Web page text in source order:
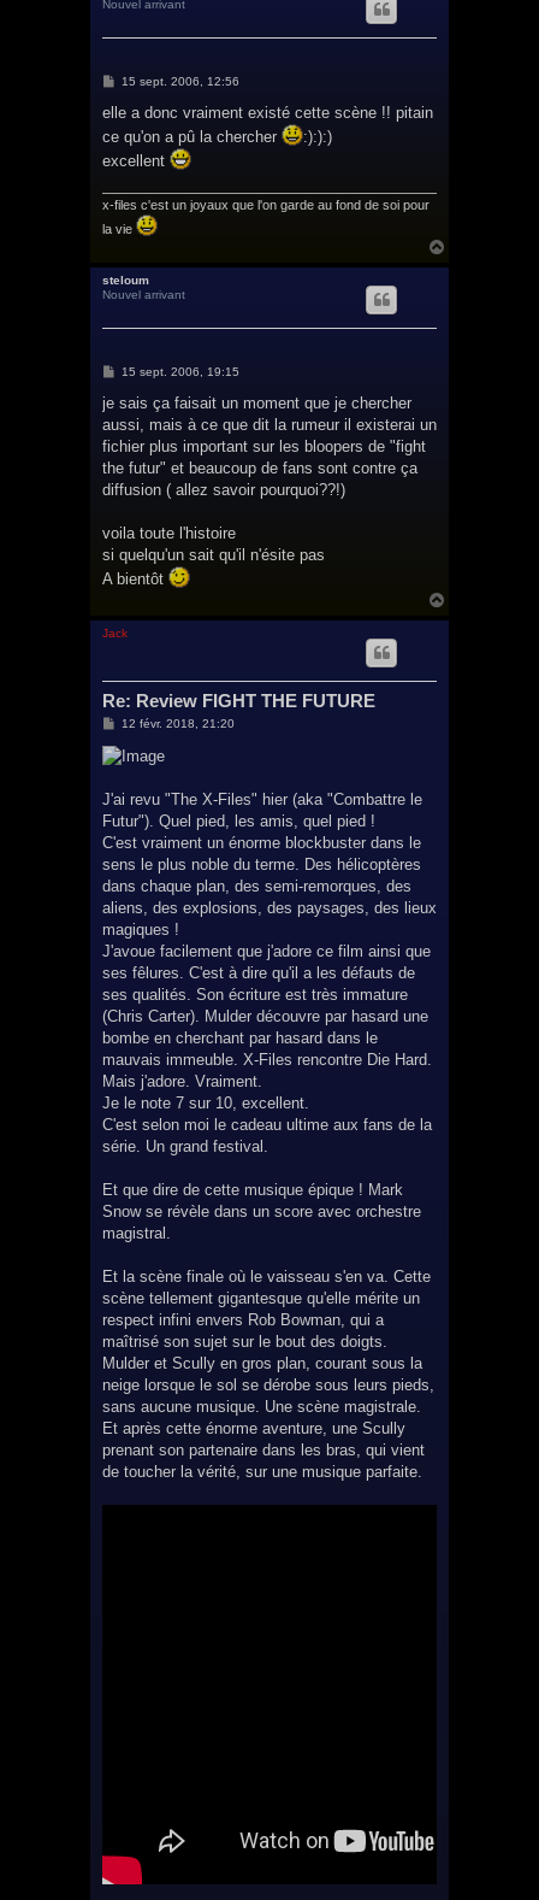
Nouvel arrivant
M
s
a
e
15 sept. 2006, 12:56
elle a donc vraiment existé cette scène !! pitain
ce qu'on a pû la chercher
:):):)
excellent
x-files c'est un joyaux que l'on garde au fond de soi pour
la vie
steloum
Nouvel arrivant
M
s
a
g
15 sept. 2006, 19:15
je sais ça faisait un moment que je chercher
aussi, mais à ce que dit la rumeur il existerai un
fichier plus important sur les bloopers de "fight
the futur" et beaucoup de fans sont contre ça
diffusion ( allez savoir pourquoi??!)
voila toute l'histoire
si quelqu'un sait qu'il n'ésite pas
A bientôt
Jack
Re: Review FIGHT THE FUTURE
M
s
s
g
e
12 févr. 2018, 21:20
J'ai revu "The X-Files" hier (aka "Combattre le
Futur"). Quel pied, les amis, quel pied !
C'est vraiment un énorme blockbuster dans le
sens le plus noble du terme. Des hélicoptères
dans chaque plan, des semi-remorques, des
aliens, des explosions, des paysages, des lieux
magiques !
J'avoue facilement que j'adore ce film ainsi que
ses fêlures. C'est à dire qu'il a les défauts de
ses qualités. Son écriture est très immature
(Chris Carter). Mulder découvre par hasard une
bombe en cherchant par hasard dans le
mauvais immeuble. X-Files rencontre Die Hard.
Mais j'adore. Vraiment.
Je le note 7 sur 10, excellent.
C'est selon moi le cadeau ultime aux fans de la
série. Un grand festival.
Et que dire de cette musique épique ! Mark
Snow se révèle dans un score avec orchestre
magistral.
Et la scène finale où le vaisseau s'en va. Cette
scène tellement gigantesque qu'elle mérite un
respect infini envers Rob Bowman, qui a
maîtrisé son sujet sur le bout des doigts.
Mulder et Scully en gros plan, courant sous la
neige lorsque le sol se dérobe sous leurs pieds,
sans aucune musique. Une scène magistrale.
Et après cette énorme aventure, une Scully
prenant son partenaire dans les bras, qui vient
de toucher la vérité, sur une musique parfaite.